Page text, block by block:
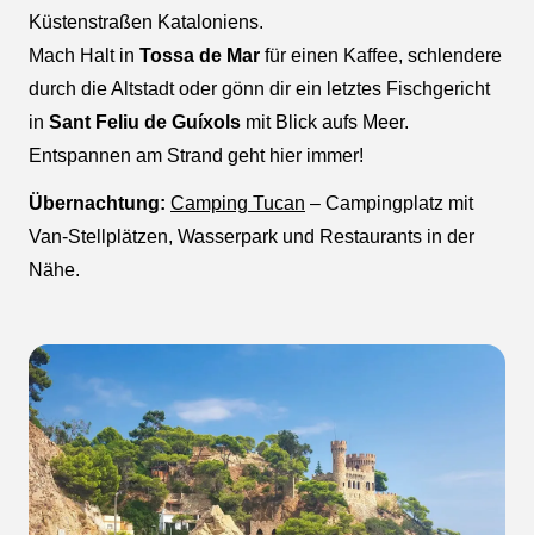
Küstenstraßen Kataloniens.
Mach Halt in Tossa de Mar für einen Kaffee, schlendere
durch die Altstadt oder gönn dir ein letztes Fischgericht
in Sant Feliu de Guíxols mit Blick aufs Meer.
Entspannen am Strand geht hier immer!
Übernachtung: Camping Tucan – Campingplatz mit
Van-Stellplätzen, Wasserpark und Restaurants in der
Nähe.